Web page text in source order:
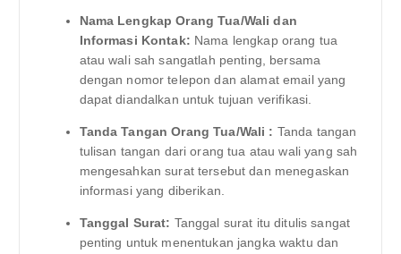
Nama Lengkap Orang Tua/Wali dan
Informasi Kontak: Nama lengkap orang tua
atau wali sah sangatlah penting, bersama
dengan nomor telepon dan alamat email yang
dapat diandalkan untuk tujuan verifikasi.
Tanda Tangan Orang Tua/Wali : Tanda tangan
tulisan tangan dari orang tua atau wali yang sah
mengesahkan surat tersebut dan menegaskan
informasi yang diberikan.
Tanggal Surat: Tanggal surat itu ditulis sangat
penting untuk menentukan jangka waktu dan